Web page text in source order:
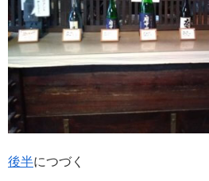
後半につづく